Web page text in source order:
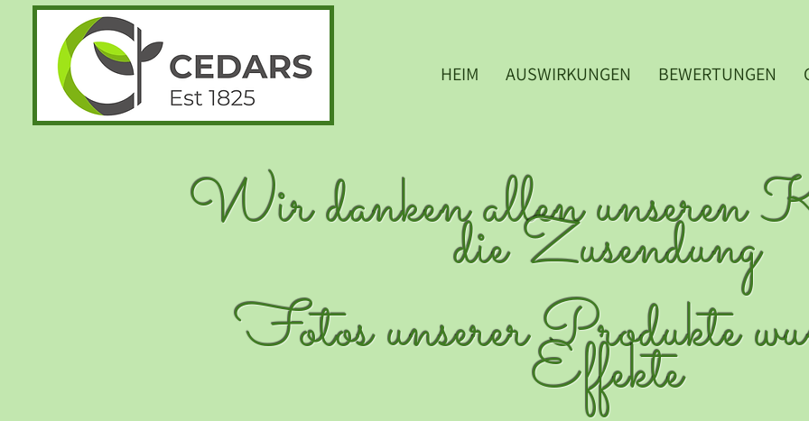
HEIM AUSWIRKUNGEN BEWERTUNGEN
Wir danken allen unseren
die Zusendung
Fotos unserer Produkte
Effekte